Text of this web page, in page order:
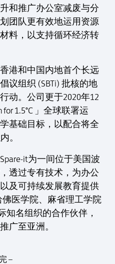
和推广办公室减废与分
团队更有效地运用资源
料，以支持循环经济转
港和中国内地首个长远
议组织 (SBTi) 批核的地
动。公司更于2020年12
for 1.5°C 」全球联署运
基础目标，以配合将全
。
it为一间位于美国波
透过专有技术，为办公
及可持续发展教育提供
佛医学院、麻省理工学院
知名组织的合作伙伴，
广至亚洲。
–